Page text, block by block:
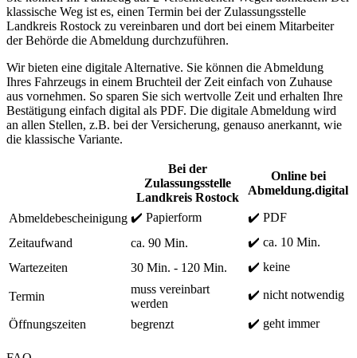
klassische Weg ist es, einen Termin bei der Zulassungsstelle
Landkreis Rostock zu vereinbaren und dort bei einem Mitarbeiter
der Behörde die Abmeldung durchzuführen.
Wir bieten eine digitale Alternative. Sie können die Abmeldung
Ihres Fahrzeugs in einem Bruchteil der Zeit einfach von Zuhause
aus vornehmen. So sparen Sie sich wertvolle Zeit und erhalten Ihre
Bestätigung einfach digital als PDF. Die digitale Abmeldung wird
an allen Stellen, z.B. bei der Versicherung, genauso anerkannt, wie
die klassische Variante.
Bei der
Zulassungsstelle
Landkreis Rostock
Online bei
Abmeldung.digital
Abmeldebescheinigung ✔️ Papierform
✔️ PDF
Zeitaufwand
ca. 90 Min.
✔️ ca. 10 Min.
Wartezeiten
30 Min. - 120 Min. ✔️ keine
Termin
muss vereinbart
werden
✔️ nicht notwendig
Öffnungszeiten begrenzt ✔️ geht immer